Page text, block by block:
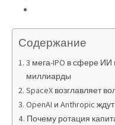
Содержание
3 мега-IPO в сфере ИИ
миллиарды
SpaceX возглавляет
OpenAI и Anthropic
Почему ротация